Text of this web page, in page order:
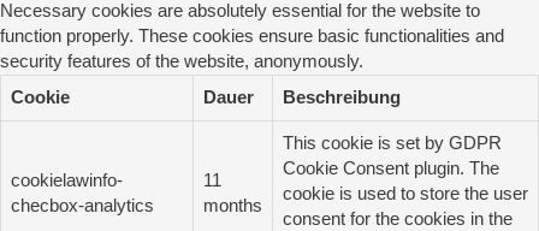
Necessary cookies are absolutely essential for the website to
function properly. These cookies ensure basic functionalities and
security features of the website, anonymously.
Cookie
Dauer Beschreibung
cookielawinfo-
checbox-analytics
11
months
This cookie is set by GDPR
Cookie Consent plugin. The
cookie is used to store the user
consent for the cookies in the